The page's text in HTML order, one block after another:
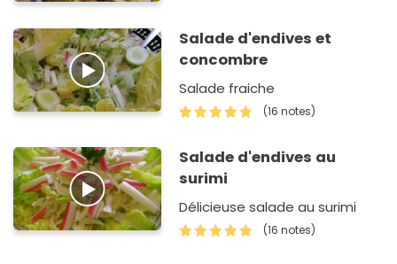
Salade d'endives et
concombre
Salade fraiche
(16 notes)
Salade d'endives au
surimi
Délicieuse salade au surimi
(16 notes)